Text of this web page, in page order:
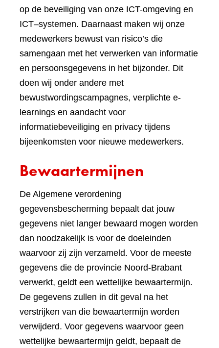
op de beveiliging van onze ICT-omgeving en
ICT–systemen. Daarnaast maken wij onze
medewerkers bewust van risico’s die
samengaan met het verwerken van informatie
en persoonsgegevens in het bijzonder. Dit
doen wij onder andere met
bewustwordingscampagnes, verplichte e-
learnings en aandacht voor
informatiebeveiliging en privacy tijdens
bijeenkomsten voor nieuwe medewerkers.
Bewaartermijnen
De Algemene verordening
gegevensbescherming bepaalt dat jouw
gegevens niet langer bewaard mogen worden
dan noodzakelijk is voor de doeleinden
waarvoor zij zijn verzameld. Voor de meeste
gegevens die de provincie Noord-Brabant
verwerkt, geldt een wettelijke bewaartermijn.
De gegevens zullen in dit geval na het
verstrijken van die bewaartermijn worden
verwijderd. Voor gegevens waarvoor geen
wettelijke bewaartermijn geldt, bepaalt de